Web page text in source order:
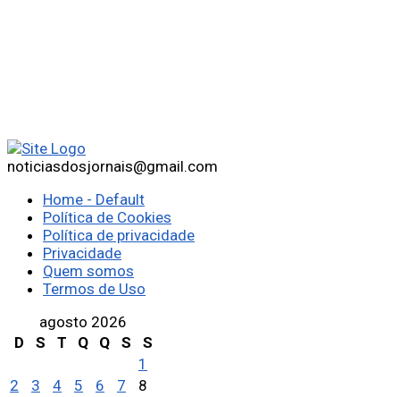
noticiasdosjornais@gmail.com
Home - Default
Política de Cookies
Política de privacidade
Privacidade
Quem somos
Termos de Uso
agosto 2026
D
S T Q Q S
S
1
2
3 4 5 6 7
8